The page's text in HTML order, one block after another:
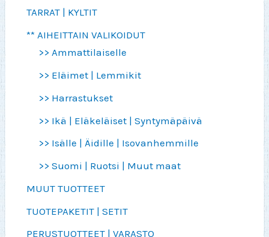
TARRAT | KYLTIT
** AIHEITTAIN VALIKOIDUT
>> Ammattilaiselle
>> Eläimet | Lemmikit
>> Harrastukset
>> Ikä | Eläkeläiset | Syntymäpäivä
>> Isälle | Äidille | Isovanhemmille
>> Suomi | Ruotsi | Muut maat
MUUT TUOTTEET
TUOTEPAKETIT | SETIT
PERUSTUOTTEET | VARASTO